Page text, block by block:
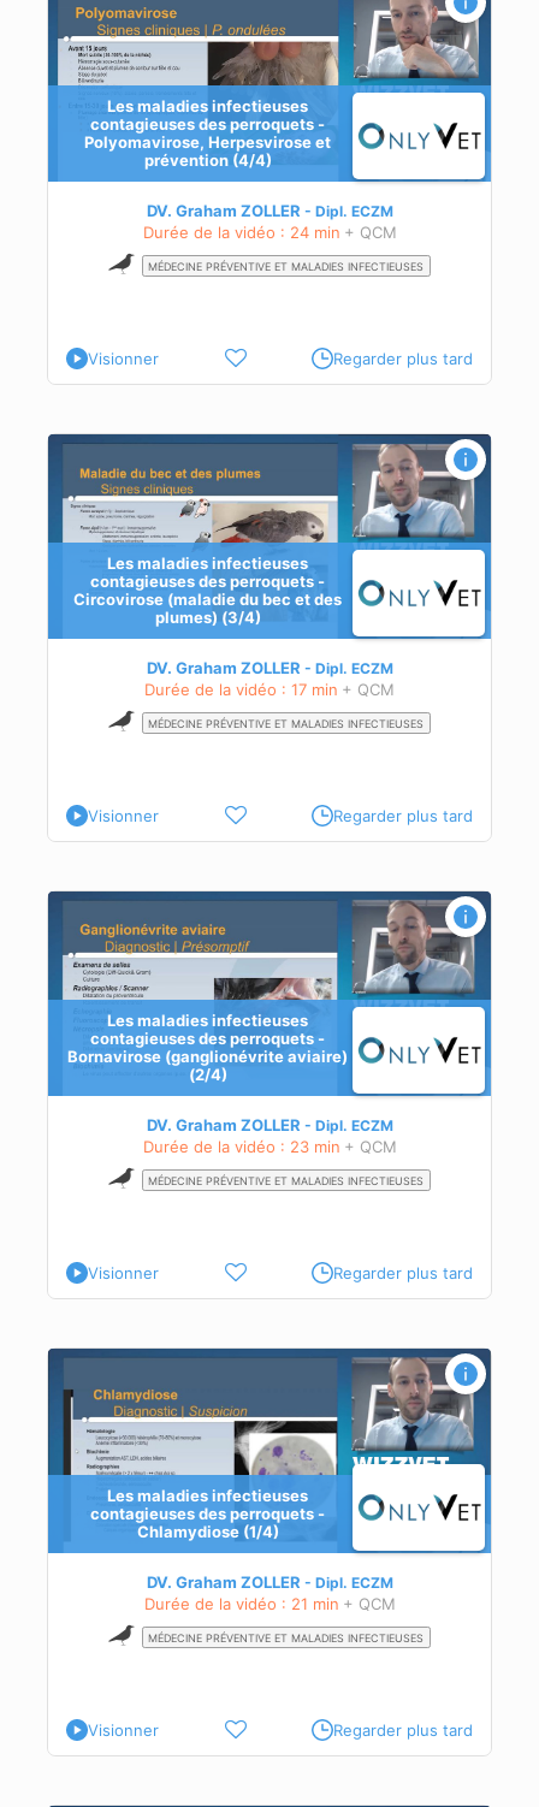
Les maladies infectieuses
contagieuses des perroquets -
Polyomavirose, Herpesvirose et
prévention (4/4)
DV. Graham ZOLLER Dipl. ECZM
Durée de la vidéo : 24 min + QCM
MÉDECINE PRÉVENTIVE ET MALADIES INFECTIEUSES
Visionner Regarder plus tard
Les maladies infectieuses
contagieuses des perroquets -
Circovirose (maladie du bec et des
plumes) (3/4)
DV. Graham ZOLLER Dipl. ECZM
Durée de la vidéo : 17 min + QCM
MÉDECINE PRÉVENTIVE ET MALADIES INFECTIEUSES
Visionner Regarder plus tard
Les maladies infectieuses
contagieuses des perroquets -
Bornavirose (ganglionévrite aviaire)
(2/4)
DV. Graham ZOLLER Dipl. ECZM
Durée de la vidéo : 23 min + QCM
MÉDECINE PRÉVENTIVE ET MALADIES INFECTIEUSES
Visionner Regarder plus tard
Les maladies infectieuses
contagieuses des perroquets -
Chlamydiose (1/4)
DV. Graham ZOLLER Dipl. ECZM
Durée de la vidéo : 21 min + QCM
MÉDECINE PRÉVENTIVE ET MALADIES INFECTIEUSES
Visionner Regarder plus tard